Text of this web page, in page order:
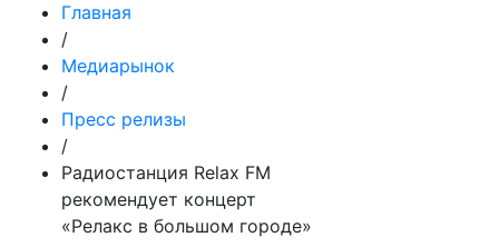
Главная
/
Медиарынок
/
Пресс релизы
/
Радиостанция Relax FM
рекомендует концерт
«Релакс в большом городе»